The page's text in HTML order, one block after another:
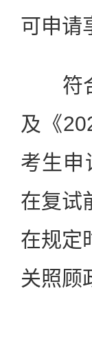
可申请
符合
及《
考生申
在复试
在规定
关照顾